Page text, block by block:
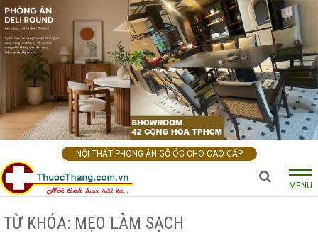
NỘI THẤT PHÒNG ĂN GỖ ÓC CHO CAO CẤP
MENU
TỪ KHÓA: MẸO LÀM SẠCH